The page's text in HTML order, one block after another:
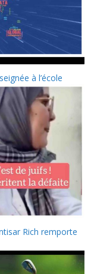
à l’école
Rich remporte